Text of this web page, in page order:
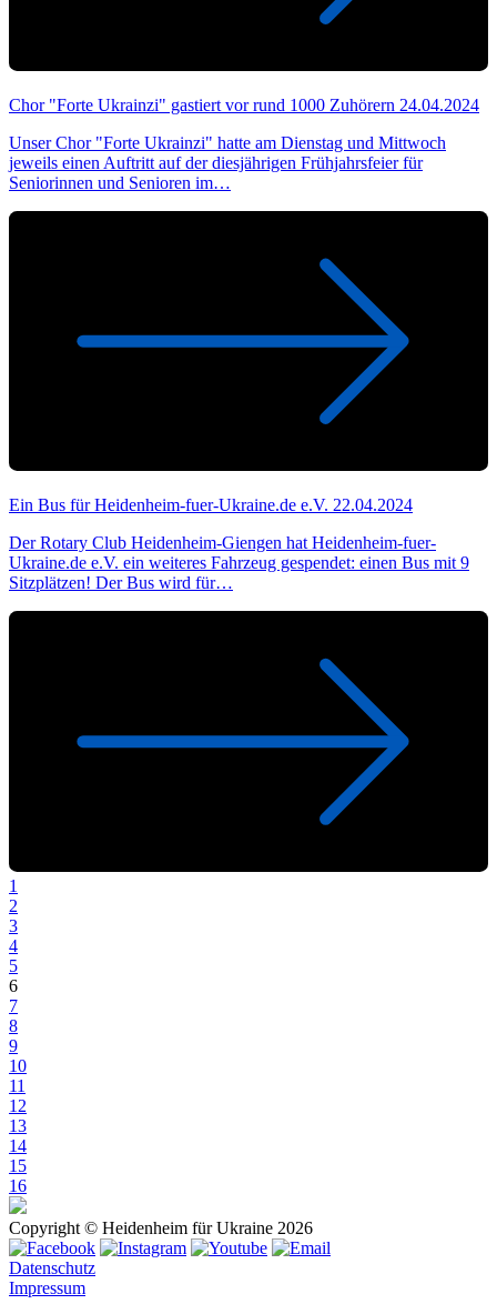
Chor "Forte Ukrainzi" gastiert vor rund 1000 Zuhörern 24.04.2024
Unser Chor "Forte Ukrainzi" hatte am Dienstag und Mittwoch
jeweils einen Auftritt auf der diesjährigen Frühjahrsfeier für
Seniorinnen und Senioren im…
Ein Bus für Heidenheim-fuer-Ukraine.de e.V. 22.04.2024
Der Rotary Club Heidenheim-Giengen hat Heidenheim-fuer-
Ukraine.de e.V. ein weiteres Fahrzeug gespendet: einen Bus mit 9
Sitzplätzen! Der Bus wird für…
1
2
3
4
5
6
7
8
9
10
11
12
13
14
15
16
Copyright © Heidenheim für Ukraine 2026
Datenschutz
Impressum